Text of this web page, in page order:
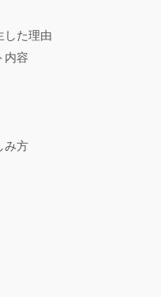
した理由
内容
み方